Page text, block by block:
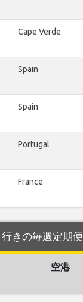
Cape Verde
Spain
Spain
Portugal
France
きの毎週定期便
空港